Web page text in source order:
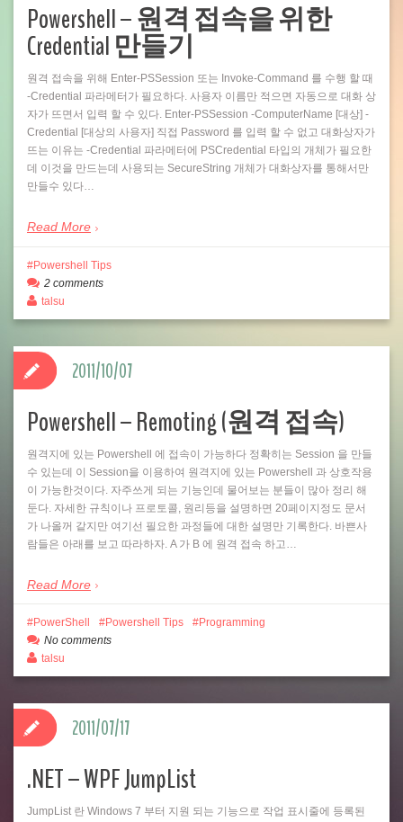
Powershell – 원격 접속을 위한
Credential 만들기
원격 접속을 위해 Enter-PSSession 또는 Invoke-Command 를 수행 할 때
-Credential 파라메터가 필요하다. 사용자 이름만 적으면 자동으로 대화 상
자가 뜨면서 입력 할 수 있다. Enter-PSSession -ComputerName [대상] -
Credential [대상의 사용자] 직접 Password 를 입력 할 수 없고 대화상자가
뜨는 이유는 -Credential 파라메터에 PSCredential 타입의 개체가 필요한
데 이것을 만드는데 사용되는 SecureString 개체가 대화상자를 통해서만
만들수 있다…
Read More
Powershell Tips
2 comments
talsu
Powershell – Remoting (원격 접속)
원격지에 있는 Powershell 에 접속이 가능하다 정확히는 Session 을 만들
수 있는데 이 Session을 이용하여 원격지에 있는 Powershell 과 상호작용
이 가능한것이다. 자주쓰게 되는 기능인데 물어보는 분들이 많아 정리 해
둔다. 자세한 규칙이나 프로토콜, 원리등을 설명하면 20페이지정도 문서
가 나올꺼 같지만 여기선 필요한 과정들에 대한 설명만 기록한다. 바쁜사
람들은 아래를 보고 따라하자. A 가 B 에 원격 접속 하고…
Read More
2011/10/07
PowerShell Powershell Tips
Programming
No comments
talsu
.NET – WPF JumpList
JumpList 란 Windows 7 부터 지원 되는 기능으로 작업 표시줄에 등록된
2011/07/17